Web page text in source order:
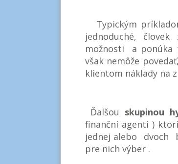
Typickým
jednoduché,
možnosti a ponúka
však nemôže
klientom náklady na
Ďalšou skupinou
finanční agenti ) ktorí
jednej alebo dvoch
pre nich výber .